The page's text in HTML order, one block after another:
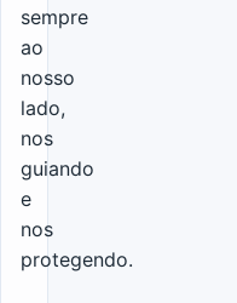
sempre
ao
nosso
lado,
nos
guiando
e
nos
protegendo.